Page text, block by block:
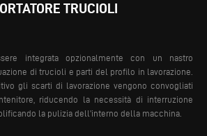
TRUCIOLI
integrata opzionalmente con un nastro
di trucioli e parti del profilo in lavorazione.
gli scarti di lavorazione vengono convogliati
riducendo la necessità di interruzione
la pulizia dell’interno della macchina.